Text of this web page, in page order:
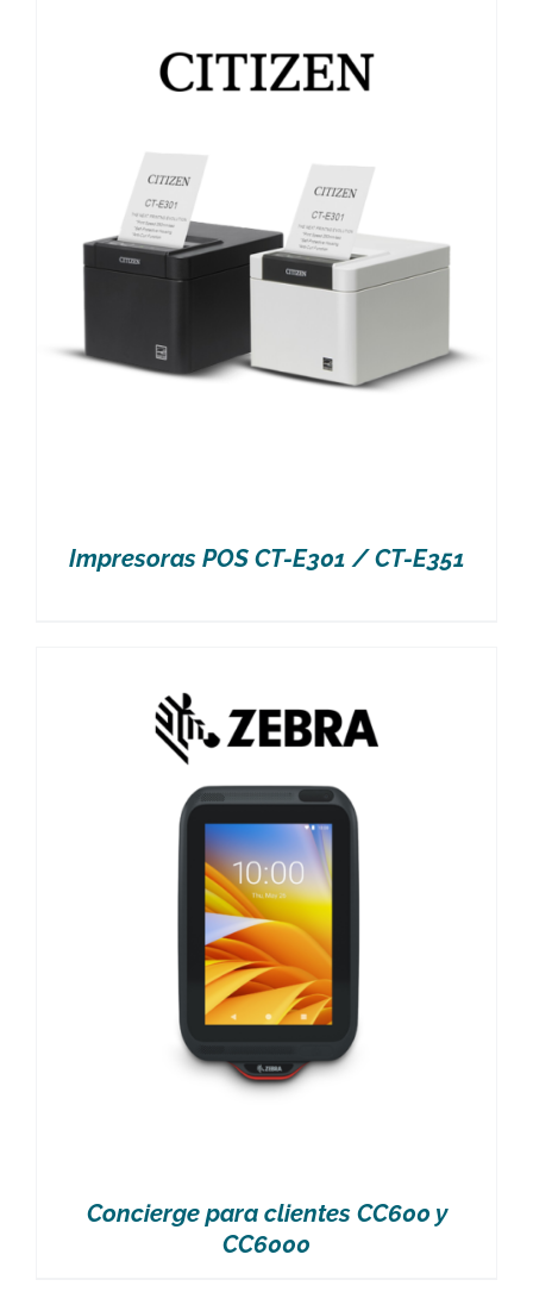
Impresoras POS CT-E301 / CT-E351
Concierge para clientes CC600 y
CC6000